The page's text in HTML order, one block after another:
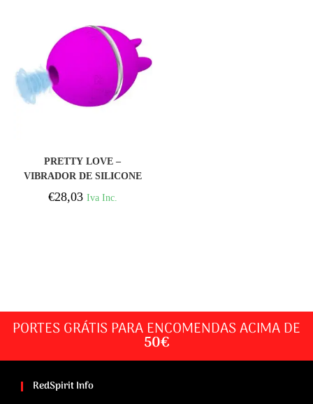
PRETTY LOVE –
VIBRADOR DE SILICONE
REDONDO ROXO BOLA
GEMINI
€28,03 Iva Inc.
PORTES GRÁTIS PARA ENCOMENDAS ACIMA DE
50€
RedSpirit Info